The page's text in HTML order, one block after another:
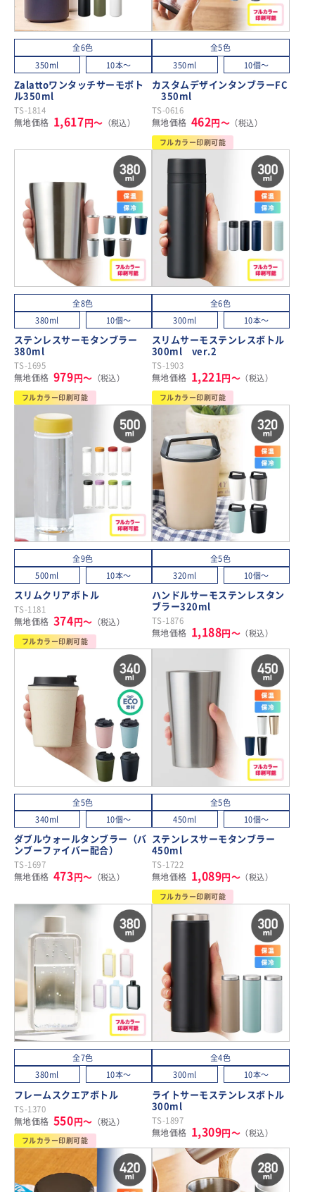
全6色
350ml
10本～
Zalattoワンタッチサーモボト
ル350ml
TS-1814
無地価格 1,617円～ （税込）
全5色
350ml
10個～
カスタムデザインタンブラーFC
350ml
TS-0616
無地価格 462円～ （税込）
フルカラー印刷可能
全8色
380ml
10個～
ステンレスサーモタンブラー
380ml
TS-1695
無地価格 979円～ （税込）
フルカラー印刷可能
全6色
300ml
10本～
スリムサーモステンレスボトル
300ml ver.2
TS-1903
無地価格 1,221円～ （税込）
フルカラー印刷可能
全9色
500ml
10本～
スリムクリアボトル
TS-1181
無地価格 374円～ （税込）
フルカラー印刷可能
全5色
320ml
10個～
ハンドルサーモステンレスタン
ブラー320ml
TS-1876
無地価格 1,188円～ （税込）
全5色
340ml
10個～
ダブルウォールタンブラー（バ
ンブーファイバー配合）
TS-1697
無地価格 473円～ （税込）
全5色
450ml
10個～
ステンレスサーモタンブラー
450ml
TS-1722
無地価格 1,089円～ （税込）
フルカラー印刷可能
全7色
380ml
10本～
フレームスクエアボトル
TS-1370
無地価格 550円～ （税込）
フルカラー印刷可能
全4色
300ml
10本～
ライトサーモステンレスボトル
300ml
TS-1897
無地価格 1,309円～ （税込）